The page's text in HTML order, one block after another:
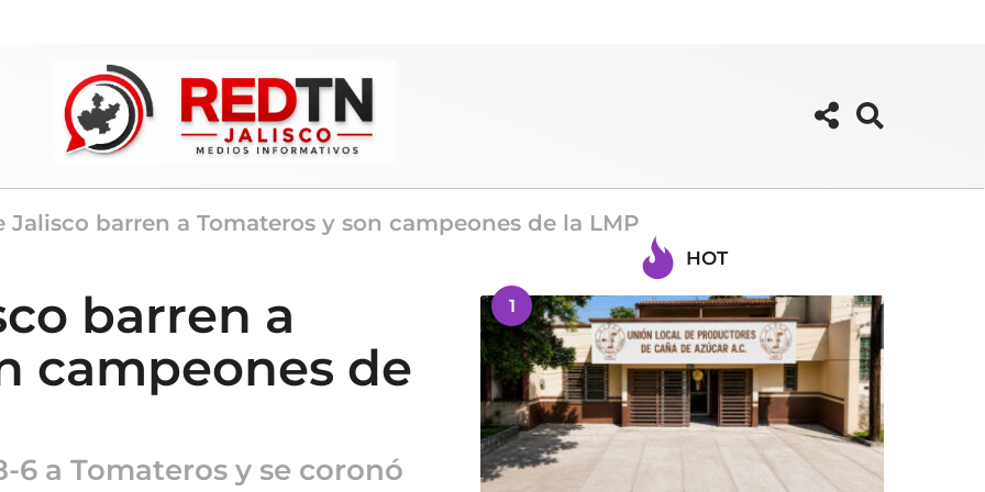
Jalisco barren a Tomateros y son campeones de la LMP
barren a
campeones de
6 a Tomateros y se coronó
HOT
1